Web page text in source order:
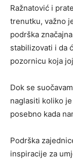
Ražnatović i
trenutku, važno
podrška
stabilizovati i da
pozornicu koja
Dok se
naglasiti koliko
posebno kada
Podrška
inspiracije za